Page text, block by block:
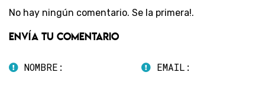
No hay ningún comentario. Se la primera!.
Envía tu comentario
NOMBRE: EMAIL: